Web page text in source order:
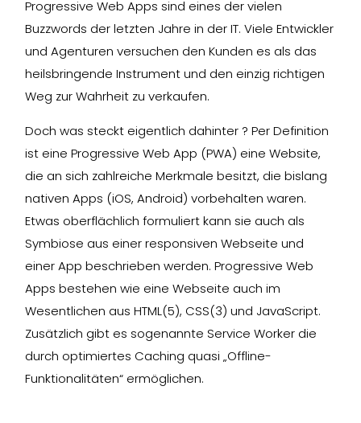
Progressive Web Apps sind eines der vielen
Buzzwords der letzten Jahre in der IT. Viele Entwickler
und Agenturen versuchen den Kunden es als das
heilsbringende Instrument und den einzig richtigen
Weg zur Wahrheit zu verkaufen.
Doch was steckt eigentlich dahinter ? Per Definition
ist eine Progressive Web App (PWA) eine Website,
die an sich zahlreiche Merkmale besitzt, die bislang
nativen Apps (iOS, Android) vorbehalten waren.
Etwas oberflächlich formuliert kann sie auch als
Symbiose aus einer responsiven Webseite und
einer App beschrieben werden. Progressive Web
Apps bestehen wie eine Webseite auch im
Wesentlichen aus HTML(5), CSS(3) und JavaScript.
Zusätzlich gibt es sogenannte Service Worker die
durch optimiertes Caching quasi „Offline-
Funktionalitäten“ ermöglichen.